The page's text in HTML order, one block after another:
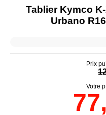
Tablier Kymco
Urbano
Prix
Votre